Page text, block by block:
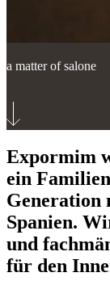
a matter of salone
Expormim
ein
Generation
Spanien.
und
für den